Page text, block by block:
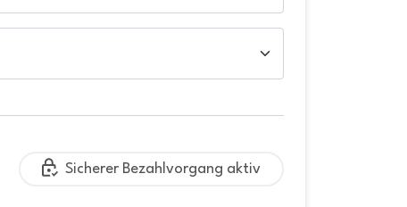
Sicherer Bezahlvorgang aktiv